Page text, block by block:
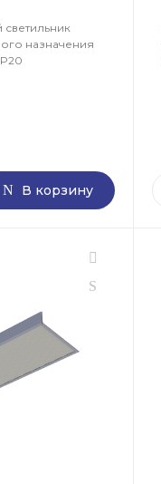
назначения
В корзину